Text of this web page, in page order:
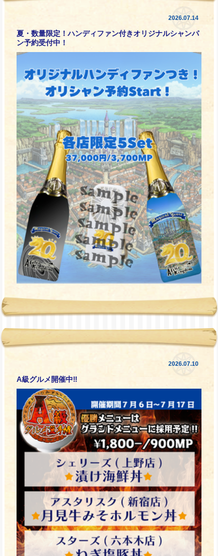
2026.07.14
夏・数量限定！ハンディファン付きオリジナルシャンパ
ン予約受付中！
2026.07.10
A級グルメ開催中‼